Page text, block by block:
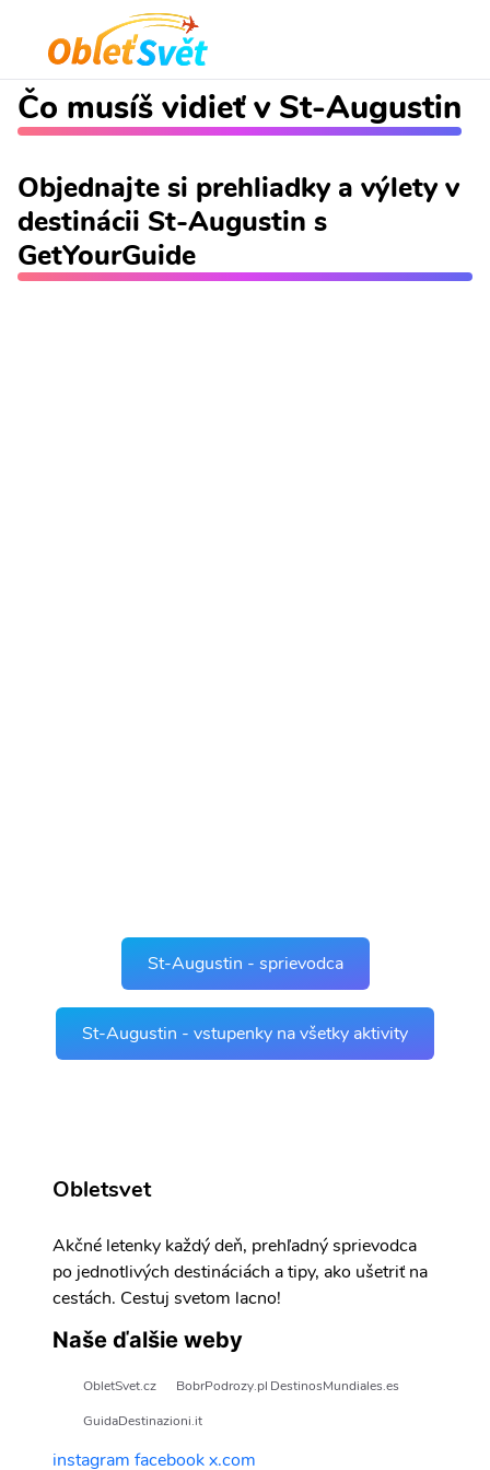
Čo musíš vidieť v St-Augustin
Objednajte si prehliadky a výlety v
destinácii St-Augustin s
GetYourGuide
St-Augustin - sprievodca
St-Augustin - vstupenky na všetky aktivity
Obletsvet
Akčné letenky každý deň, prehľadný sprievodca
po jednotlivých destináciách a tipy, ako ušetriť na
cestách. Cestuj svetom lacno!
Naše ďalšie weby
ObletSvet.cz BobrPodrozy.pl DestinosMundiales.es
GuidaDestinazioni.it
instagram facebookx.com